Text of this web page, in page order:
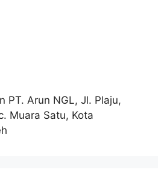
PT. Arun NGL, Jl. Plaju,
Muara Satu, Kota